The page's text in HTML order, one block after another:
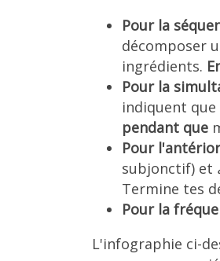
Pour la
décomposer
ingrédients.
Pour la
indiquent que
pendant que
Pour
subjonctif) et
Termine tes
Pour la
L'infographie ci-